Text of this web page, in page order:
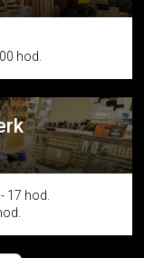
hod.
17 hod.